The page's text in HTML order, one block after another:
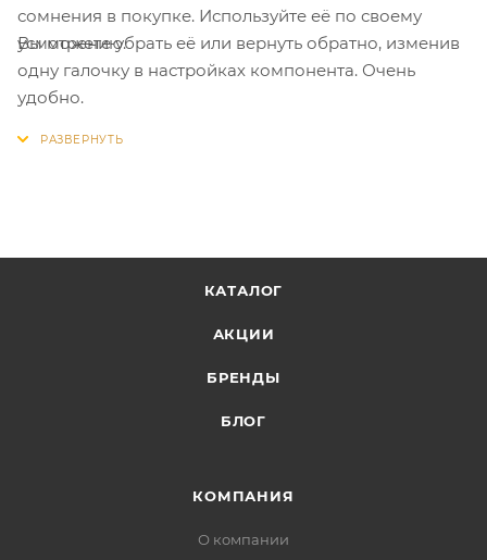
сомнения в покупке. Используйте её по своему
усмотрению.
Вы можете убрать её или вернуть обратно, изменив
одну галочку в настройках компонента. Очень
удобно.
КАТАЛОГ
АКЦИИ
БРЕНДЫ
БЛОГ
КОМПАНИЯ
О компании